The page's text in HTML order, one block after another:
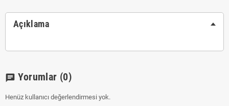
Açıklama
chat Yorumlar (0)
Henüz kullanıcı değerlendirmesi yok.